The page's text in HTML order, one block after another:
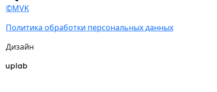
©MVK
Политика обработки персональных данных
Дизайн